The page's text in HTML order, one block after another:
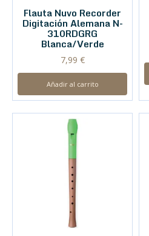
Flauta Nuvo Recorder
Digitación Alemana N-
310RDGRG
Blanca/Verde
7,99 €
Añadir al carrito